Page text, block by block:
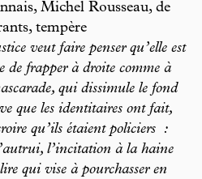
Michel Rousseau, de
tempère
veut faire penser qu’elle est
de frapper à droite comme à
qui dissimule le fond
que les identitaires ont fait,
qu’ils étaient policiers
:
l’incitation à la haine
qui vise à pourchasser en